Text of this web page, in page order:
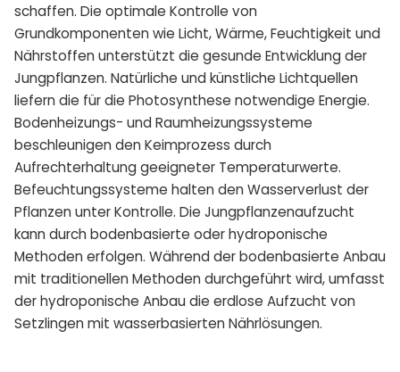
schaffen. Die optimale Kontrolle von
Grundkomponenten wie Licht, Wärme, Feuchtigkeit und
Nährstoffen unterstützt die gesunde Entwicklung der
Jungpflanzen. Natürliche und künstliche Lichtquellen
liefern die für die Photosynthese notwendige Energie.
Bodenheizungs- und Raumheizungssysteme
beschleunigen den Keimprozess durch
Aufrechterhaltung geeigneter Temperaturwerte.
Befeuchtungssysteme halten den Wasserverlust der
Pflanzen unter Kontrolle. Die Jungpflanzenaufzucht
kann durch bodenbasierte oder hydroponische
Methoden erfolgen. Während der bodenbasierte Anbau
mit traditionellen Methoden durchgeführt wird, umfasst
der hydroponische Anbau die erdlose Aufzucht von
Setzlingen mit wasserbasierten Nährlösungen.